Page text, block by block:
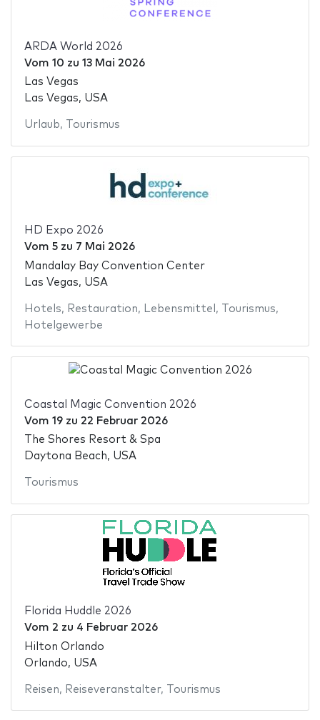
ARDA World 2026
Vom 10 zu 13 Mai 2026
Las Vegas
Las Vegas, USA
Urlaub, Tourismus
HD Expo 2026
Vom 5zu 7 Mai 2026
Mandalay Bay Convention Center
Las Vegas, USA
Hotels, Restauration, Lebensmittel , Tourismus,
Hotelgewerbe
Coastal Magic Convention 2026
Vom 19zu 22 Februar 2026
The Shores Resort & Spa
Daytona Beach, USA
Tourismus
Florida Huddle 2026
Vom 2 zu 4 Februar 2026
Hilton Orlando
Orlando, USA
Reisen, Reiseveranstalter, Tourismus